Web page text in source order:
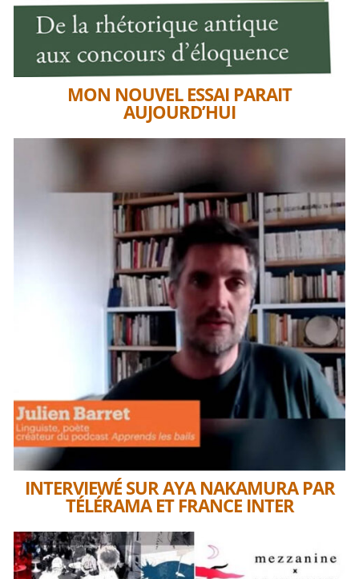
MON NOUVEL ESSAI PARAIT
AUJOURD’HUI
INTERVIEWÉ SUR AYA NAKAMURA PAR
TÉLÉRAMA ET FRANCE INTER